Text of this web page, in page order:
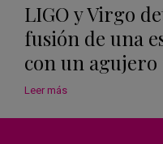
LIGO y Virgo
fusión de una
con un
Leer más